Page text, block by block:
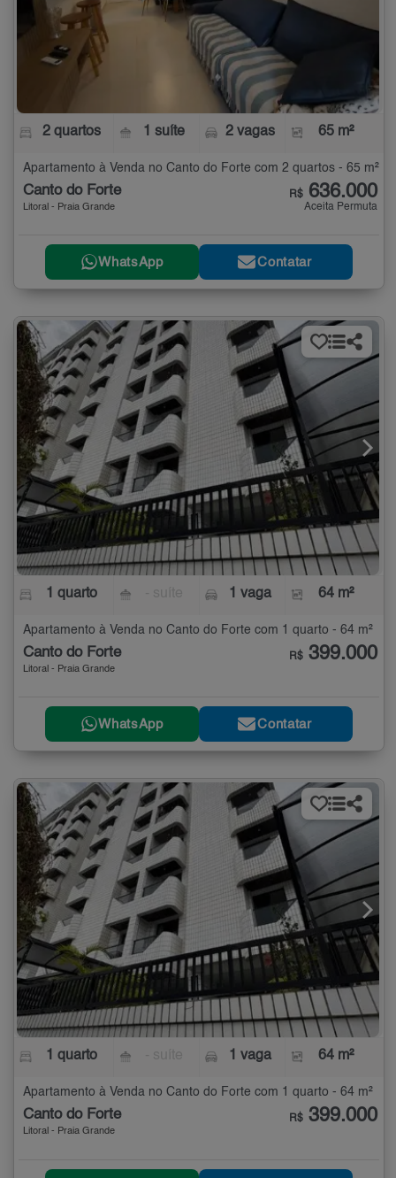
2 quartos 1 suíte 2 vagas 65 m²
Apartamento à Venda no Canto do Forte com 2 quartos - 65 m²
Canto do Forte
Litoral - Praia Grande
R$ 636.000
Aceita Permuta
WhatsApp Contatar
1 quarto 1 vaga 64 m²
Apartamento à Venda no Canto do Forte com 1 quarto - 64 m²
Canto do Forte
Litoral - Praia Grande
R$ 399.000
WhatsApp Contatar
1 quarto 1 vaga 64 m²
Apartamento à Venda no Canto do Forte com 1 quarto - 64 m²
Canto do Forte
Litoral - Praia Grande
R$ 399.000